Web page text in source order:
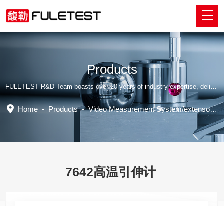
Products
FULETEST R&D Team boasts over 20 years of industry expertise, delivering tailored professional solutions.
Home - Products-Video Measurement System/extensometer
7642高温引伸计